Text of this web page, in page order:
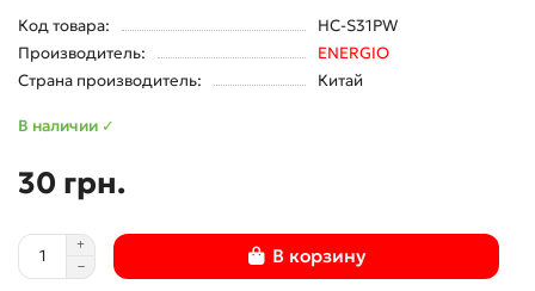
Код товара:
HC-S31PW
Производитель:
ENERGIO
Страна производитель:
Китай
В наличии ✓
30 грн.
В корзину